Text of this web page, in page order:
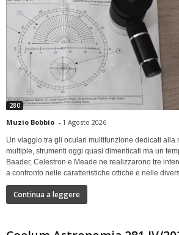
280
Muzio Bobbio - 1 Agosto 2026
Un viaggio tra gli oculari multifunzione dedicati alla
multiple, strumenti oggi quasi dimenticati ma un
Baader, Celestron e Meade ne realizzarono tre
a confronto nelle caratteristiche ottiche e nelle
Continua a leggere